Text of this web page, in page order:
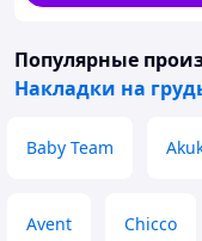
Популярные
Накладки на
Baby Team
Avent Chicco